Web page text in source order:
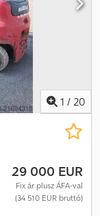
1 / 20
29 000 EUR
Fix ár plusz ÁFA-val
(34 510 EUR bruttó)